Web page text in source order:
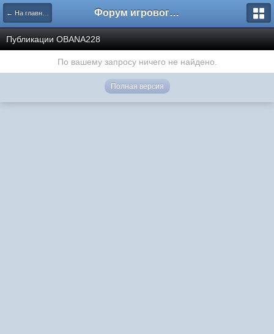
← На главную Форум игрового проекта Riverrise
Публикации OBANA228
По вашему запросу ничего не найдено.
Полная версия